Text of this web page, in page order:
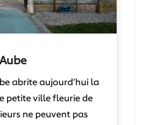
abrite aujourd’hui la
petite ville fleurie de
ne peuvent pas